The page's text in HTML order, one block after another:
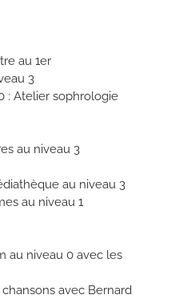
au 1er
3
: Atelier sophrologie
au niveau 3
au niveau 3
au niveau 1
au niveau 0 avec les
avec Bernard